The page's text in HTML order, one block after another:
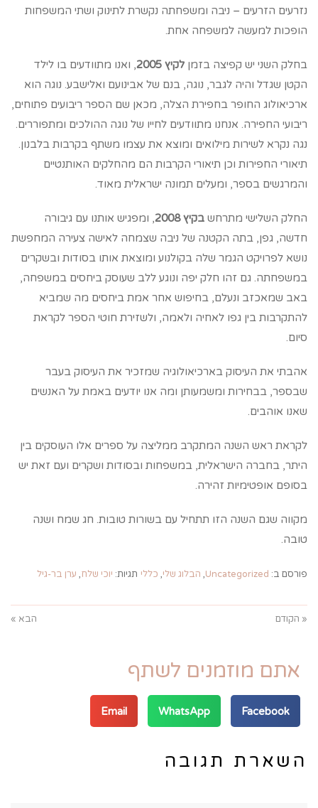
נזרעים הזרעים – ניבה ומשפחתה נקשרת לתינוק ושתי המשפחות
הופכות למעשה למשפחה אחת.
בחלק השני יש קפיצה בזמן לקיץ 2005
, ואנו מתוודעים בו לילד
הקטן שגדל והיה לגבר, נוגה, בנם של אבינועם ואלישבע. נוגה הוא
ארכיאולוג החופר בחפירת הצלה, מכאן שם הספר ריבועים פתוחים,
ריבועי החפירה. אנחנו מתוודעים לחייו של נוגה ההולכים ומתפוררים.
נגה נקרא לשירות מילואים ומוצא את עצמו משתף בקרבות בלבנון.
תיאורי החפירות וכן תיאורי הקרבות הם מהחלקים האותנטיים
והמרגשים בספר, ומעלים תמונה ישראלית מאוד.
החלק השלישי מתרחש בקיץ 2008
, ומפגיש אותנו עם גיבורה
חדשה, גפן, בתה הקטנה של ניבה שצמחה לאישה צעירה המחפשת
נושא לפרויקט הגמר שלה בקולנוע ומוצאת אותו בסודות ובשקרים
במשפחתה. גם זהו חלק יפה ונוגע ללב שעוסק ביחסים במשפחה,
באב שמאכזב ונעלם, בחיפוש אחר אמת ביחסים מה שמביא
להתקרבות בין גפו לאחיה ולאמה, ולשזירת חוטי הספר לקראת
סיום.
אהבתי את העיסוק בארכיאולוגיה שמזכיר את העיסוק בעבר
שבספר, בבחירות ומשמעותן ומה אנו יודעים באמת על האנשים
שאנו אוהבים.
לקראת ראש השנה המתקרב ממליצה על ספרים אלו העוסקים בין
היתר, בחברה הישראלית, במשפחות ובסודות ושקרים ועם זאת יש
בסופם אופטימיות זהירה.
מקווה שגם השנה הזו תתחיל עם בשורות טובות. חג שמח ושנה
טובה.
פורסם ב: Uncategorized
, הבלוג שלי, כללי תגיות: יוכי שלח, ערן בר-גיל
« הקודם הבא »
אתם מוזמנים לשתף
Facebook
WhatsApp
Email
השארת תגובה